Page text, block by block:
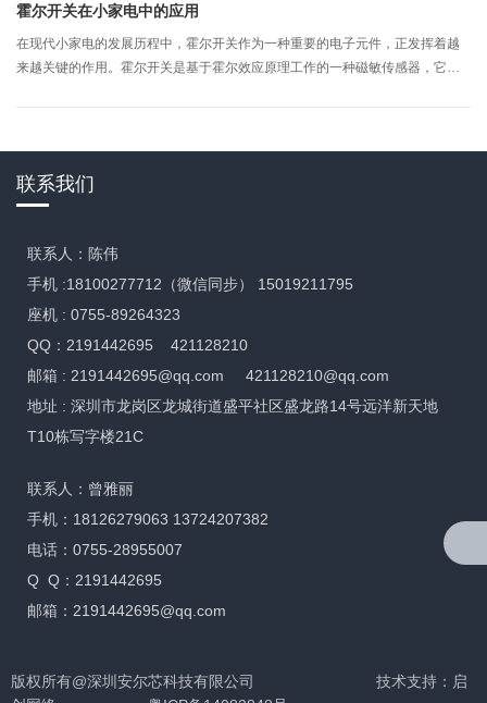
霍尔开关在小家电中的应用
在现代小家电的发展历程中，霍尔开关作为一种重要的电子元件，正发挥着越
来越关键的作用。霍尔开关是基于霍尔效应原理工作的一种磁敏传感器，它具
联系我们
联系人：陈伟
手机 :18100277712（微信同步） 15019211795
座机 : 0755-89264323
QQ：2191442695 421128210
邮箱 : 2191442695@qq.com 421128210@qq.com
地址 : 深圳市龙岗区龙城街道盛平社区盛龙路14号远洋新天地
T10栋写字楼21C
联系人：曾雅丽
手机：18126279063 13724207382
电话：0755-28955007
Q Q：2191442695
邮箱：2191442695@qq.com
版权所有@深圳安尔芯科技有限公司 技术支持： 启